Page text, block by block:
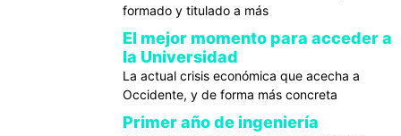
formado y titulado a más
El mejor momento para acceder a
la Universidad
La actual crisis económica que acecha a
Occidente, y de forma más concreta
Primer año de ingeniería